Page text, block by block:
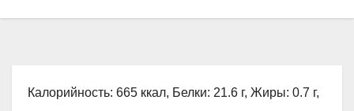
Калорийность: 665 ккал, Белки: 21.6 г, Жиры: 0.7 г,